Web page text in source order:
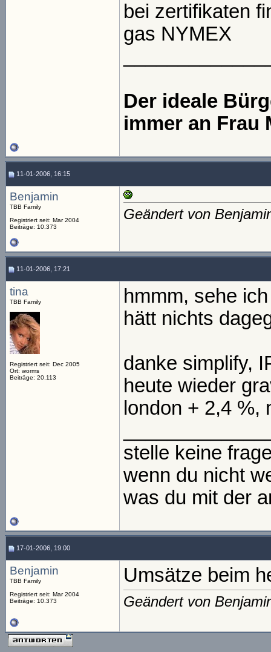
bei zertifikaten
gas NYMEX
Der ideale
immer an Frau
11-01-2006, 16:15
Benjamin
TBB Family
Registriert seit: Mar 2004
Beiträge: 10.373
Geändert von
11-01-2006, 17:21
tina
TBB Family
Registriert seit: Dec 2005
Ort: worms
Beiträge: 20.113
hmmm, sehe
hätt nichts
danke simplify,
heute wieder
london + 2,4
stelle keine
wenn du nicht
was du mit der
17-01-2006, 19:00
Benjamin
TBB Family
Registriert seit: Mar 2004
Beiträge: 10.373
Umsätze beim
Geändert von